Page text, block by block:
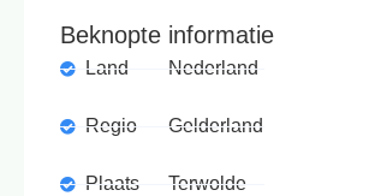
Beknopte informatie
Land
Regio
Plaats
Nederland
Gelderland
Terwolde